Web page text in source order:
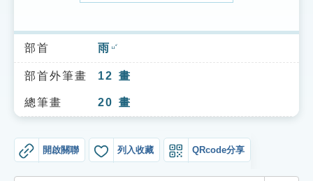
索引選單
知識索引
單字索引
部首 雨 ㄩˇ
部首外筆畫 12 畫
總筆畫 20 畫
開啟關聯 列入收藏 QRcode分享